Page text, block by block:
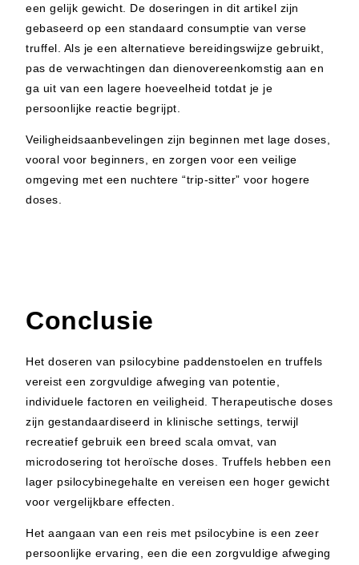
een gelijk gewicht. De doseringen in dit artikel zijn
gebaseerd op een standaard consumptie van verse
truffel. Als je een alternatieve bereidingswijze gebruikt,
pas de verwachtingen dan dienovereenkomstig aan en
ga uit van een lagere hoeveelheid totdat je je
persoonlijke reactie begrijpt.
Veiligheidsaanbevelingen zijn beginnen met lage doses,
vooral voor beginners, en zorgen voor een veilige
omgeving met een nuchtere “trip-sitter” voor hogere
doses.
Conclusie
Het doseren van psilocybine paddenstoelen en truffels
vereist een zorgvuldige afweging van potentie,
individuele factoren en veiligheid. Therapeutische doses
zijn gestandaardiseerd in klinische settings, terwijl
recreatief gebruik een breed scala omvat, van
microdosering tot heroïsche doses. Truffels hebben een
lager psilocybinegehalte en vereisen een hoger gewicht
voor vergelijkbare effecten.
Het aangaan van een reis met psilocybine is een zeer
persoonlijke ervaring, een die een zorgvuldige afweging